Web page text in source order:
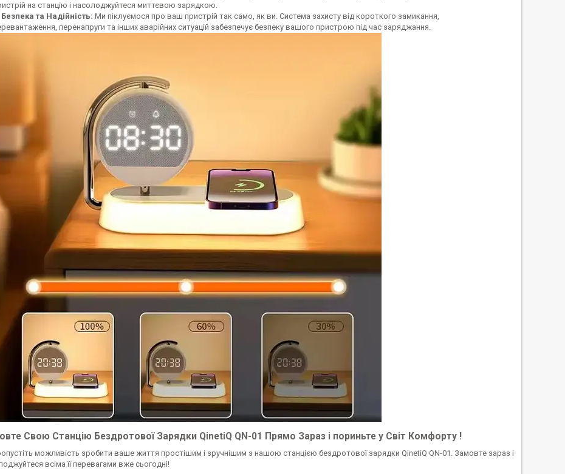
на станцію і насолоджуйтеся миттєвою зарядкою.
Безпека та Надійність: Ми піклуємося про ваш пристрій так само, як ви. Система захисту від короткого замикання,
перенапруги та інших аварійних ситуацій забезпечує безпеку вашого пристрою під час заряджання.
Свою Станцію Бездротової Зарядки QinetiQ QN-01 Прямо Зараз і пориньте у Світ Комфорту !
можливість зробити ваше життя простішим і зручнішим з нашою станцією бездротової зарядки QinetiQ QN-01. Замовте зараз і
всіма її перевагами вже сьогодні!